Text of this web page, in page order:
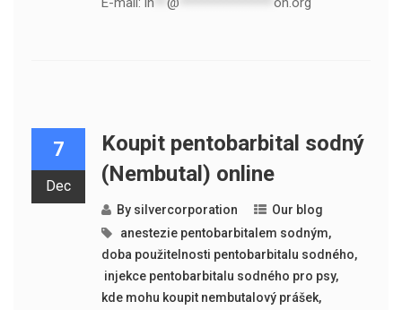
7
Dec
Koupit pentobarbital sodný
(Nembutal) online
By silvercorporation
Our blog
​​ anestezie pentobarbitalem sodným,
doba použitelnosti pentobarbitalu sodného,
​​ injekce pentobarbitalu sodného pro psy,
kde mohu koupit nembutalový prášek,